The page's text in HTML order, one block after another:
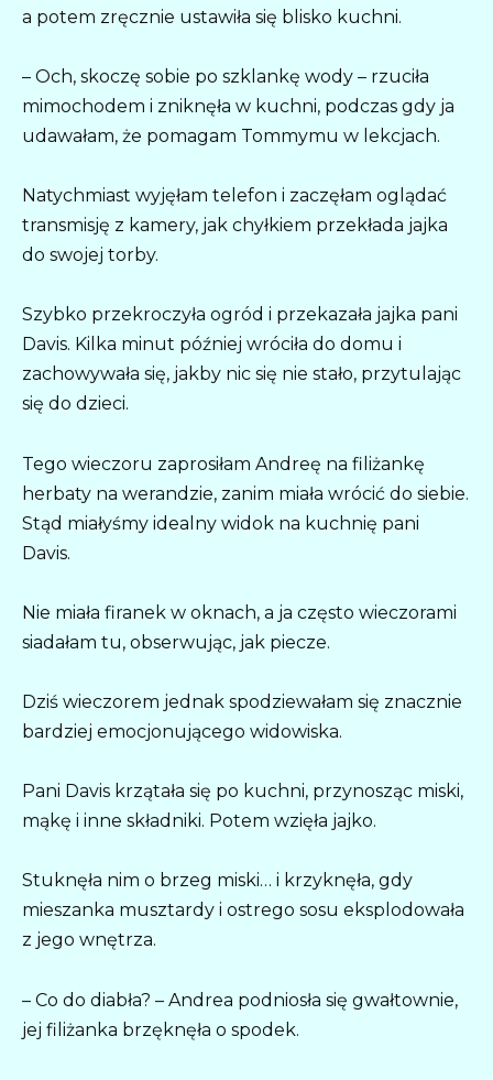
a potem zręcznie ustawiła się blisko kuchni.
– Och, skoczę sobie po szklankę wody – rzuciła
mimochodem i zniknęła w kuchni, podczas gdy ja
udawałam, że pomagam Tommymu w lekcjach.
Natychmiast wyjęłam telefon i zaczęłam oglądać
transmisję z kamery, jak chyłkiem przekłada jajka
do swojej torby.
Szybko przekroczyła ogród i przekazała jajka pani
Davis. Kilka minut później wróciła do domu i
zachowywała się, jakby nic się nie stało, przytulając
się do dzieci.
Tego wieczoru zaprosiłam Andreę na filiżankę
herbaty na werandzie, zanim miała wrócić do siebie.
Stąd miałyśmy idealny widok na kuchnię pani
Davis.
Nie miała firanek w oknach, a ja często wieczorami
siadałam tu, obserwując, jak piecze.
Dziś wieczorem jednak spodziewałam się znacznie
bardziej emocjonującego widowiska.
Pani Davis krzątała się po kuchni, przynosząc miski,
mąkę i inne składniki. Potem wzięła jajko.
Stuknęła nim o brzeg miski… i krzyknęła, gdy
mieszanka musztardy i ostrego sosu eksplodowała
z jego wnętrza.
– Co do diabła? – Andrea podniosła się gwałtownie,
jej filiżanka brzęknęła o spodek.